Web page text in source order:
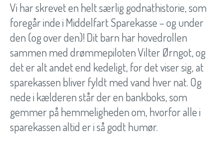
Vi har skrevet en helt særlig godnathistorie, som
foregår inde i Middelfart Sparekasse – og under
den (og over den)! Dit barn har hovedrollen
sammen med drømmepiloten Vilter Ørngot, og
det er alt andet end kedeligt, for det viser sig, at
sparekassen bliver fyldt med vand hver nat. Og
nede i kælderen står der en bankboks, som
gemmer på hemmeligheden om, hvorfor alle i
sparekassen altid er i så godt humør.